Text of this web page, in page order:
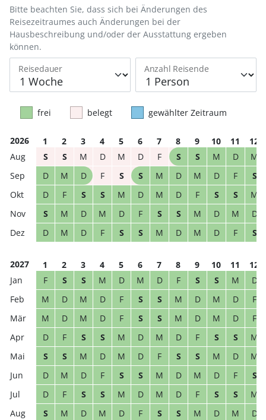
Reisedauer Anzahl Reisende
Bitte beachten Sie, dass sich bei Änderungen des
Reisezeitraumes auch Änderungen bei der
Hausbeschreibung und/oder der Ausstattung ergeben
können.
frei belegt gewählter Zeitraum
2026 1 2 3 4 5 6 7 8 9 10 11
12
S
S M D M D F S S M D
M
D
M D F S S M D M D F
S
D
F S S M D M D F S S
M
S
M D M D F S S M D M
D
D
M D F S S M D M D F S
2027 1 2 3 4 5 6 7 8 9 10 11
12
F
S S M D M D F S S M
D
M
D M D F S S M D M D
F
M
D M D F S S M D M D
F
D
F S S M D M D F S S
M
S
S M D M D F S S M D
M
D
M D F S S M D M D F
S
D
F S S M D M D F S S
M
S
M D M D F S S M D M D